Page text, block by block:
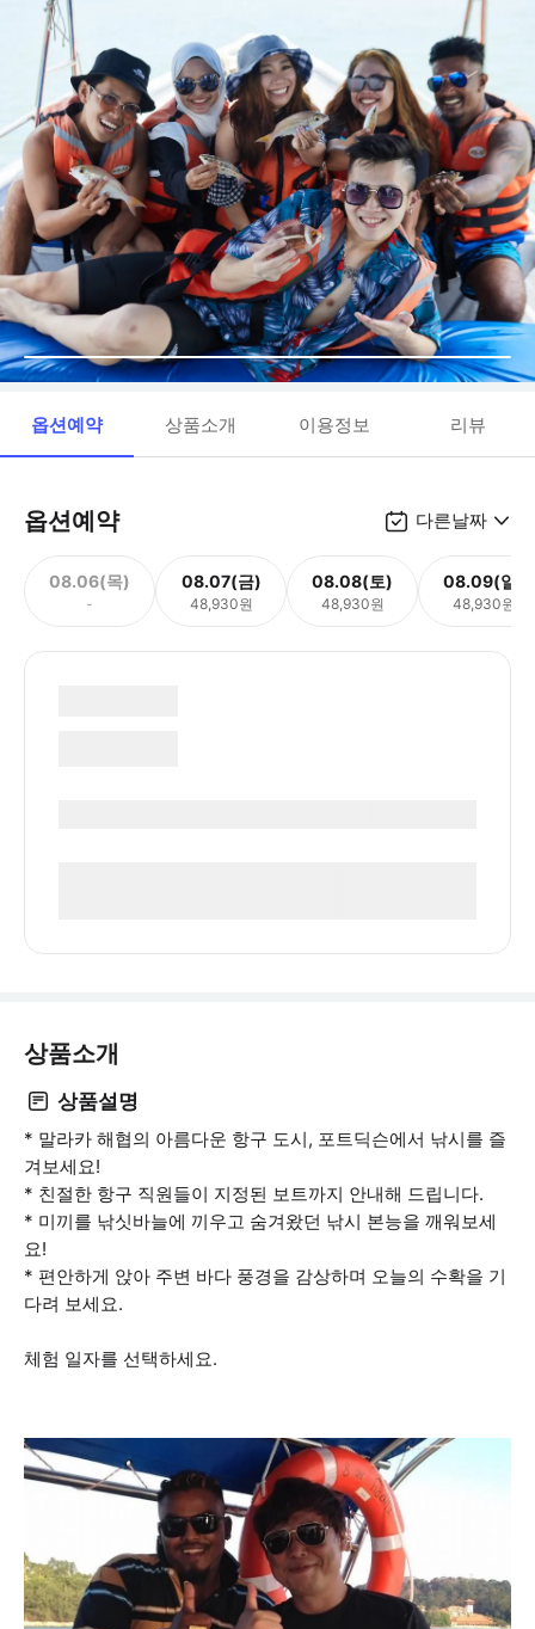
옵션예약 상품소개 이용정보 리뷰
옵션예약 다른날짜
08.06(목)
-
08.07(금)
48,930원
08.08(토)
48,930원
08.09(일)
48,930원
상품소개
상품설명
* 말라카 해협의 아름다운 항구 도시, 포트딕슨에서 낚시를 즐
겨보세요!
* 친절한 항구 직원들이 지정된 보트까지 안내해 드립니다.
* 미끼를 낚싯바늘에 끼우고 숨겨왔던 낚시 본능을 깨워보세
요!
* 편안하게 앉아 주변 바다 풍경을 감상하며 오늘의 수확을 기
다려 보세요.
체험 일자를 선택하세요.